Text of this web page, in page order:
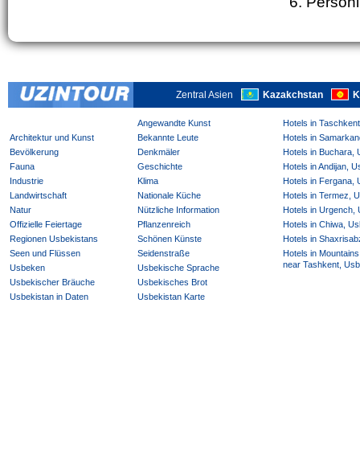
Zentral Asien Kazakchstan
Angewandte Kunst
Architektur und Kunst
Bekannte Leute
Bevölkerung
Denkmäler
Fauna
Geschichte
Industrie
Klima
Landwirtschaft
Nationale Küche
Natur
Nützliche Information
Offizielle Feiertage
Pflanzenreich
Regionen Usbekistans
Schönen Künste
Seen und Flüssen
Seidenstraße
Usbeken
Usbekische Sprache
Usbekischer Bräuche
Usbekisches Brot
Usbekistan in Daten
Usbekistan Karte
Hotels in
Hotels in
Hotels in Buchara,
Hotels in Andijan,
Hotels in Fergana,
Hotels in Termez,
Hotels in Urgench,
Hotels in Chiwa,
Hotels in
Hotels in
near Tashkent,